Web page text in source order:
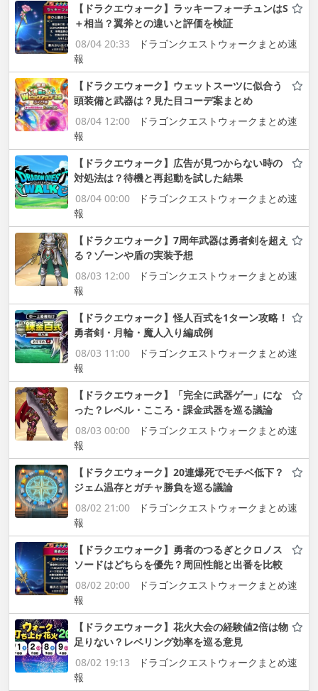
【ドラクエウォーク】ラッキーフォーチュンはS
＋相当？翼斧との違いと評価を検証
08/04 20:33
ドラゴンクエストウォークまとめ速
報
【ドラクエウォーク】ウェットスーツに似合う
頭装備と武器は？見た目コーデ案まとめ
08/04 12:00
ドラゴンクエストウォークまとめ速
報
【ドラクエウォーク】広告が見つからない時の
対処法は？待機と再起動を試した結果
08/04 00:00
ドラゴンクエストウォークまとめ速
報
【ドラクエウォーク】7周年武器は勇者剣を超え
る？ゾーンや盾の実装予想
08/03 12:00
ドラゴンクエストウォークまとめ速
報
【ドラクエウォーク】怪人百式を1ターン攻略！
勇者剣・月輪・魔人入り編成例
08/03 11:00
ドラゴンクエストウォークまとめ速
報
【ドラクエウォーク】「完全に武器ゲー」にな
った？レベル・こころ・課金武器を巡る議論
08/03 00:00
ドラゴンクエストウォークまとめ速
報
【ドラクエウォーク】20連爆死でモチベ低下？
ジェム温存とガチャ勝負を巡る議論
08/02 21:00
ドラゴンクエストウォークまとめ速
報
【ドラクエウォーク】勇者のつるぎとクロノス
ソードはどちらを優先？周回性能と出番を比較
08/02 20:00
ドラゴンクエストウォークまとめ速
報
【ドラクエウォーク】花火大会の経験値2倍は物
足りない？レベリング効率を巡る意見
08/02 19:13
ドラゴンクエストウォークまとめ速
報